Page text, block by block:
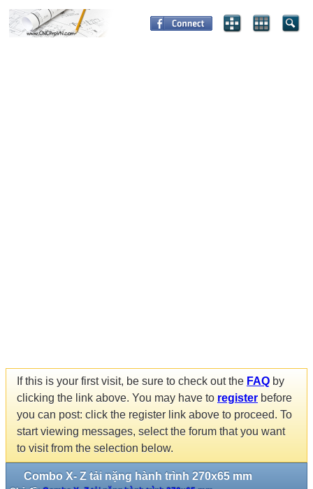
If this is your first visit, be sure to check out the FAQ by
clicking the link above. You may have to register before
you can post: click the register link above to proceed. To
start viewing messages, select the forum that you want
to visit from the selection below.
Combo X- Z tải nặng hành trình 270x65 mm